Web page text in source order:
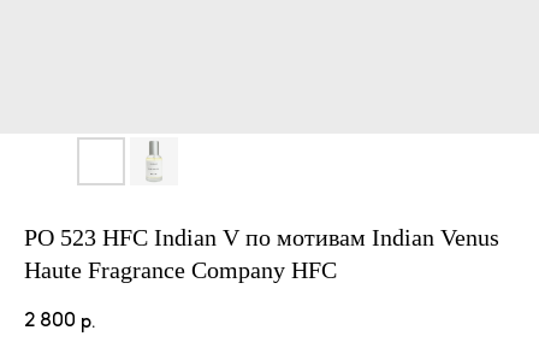
PO 523 HFC Indian V по мотивам Indian Venus
Haute Fragrance Company HFC
2 800 р.